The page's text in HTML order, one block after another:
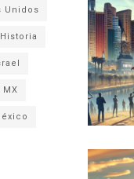
Unidos
Historia
MX